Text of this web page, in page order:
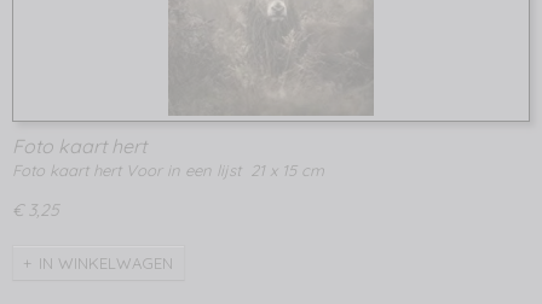
Foto kaart hert
Foto kaart hert Voor in een lijst 21 x 15 cm
€ 3,25
IN WINKELWAGEN